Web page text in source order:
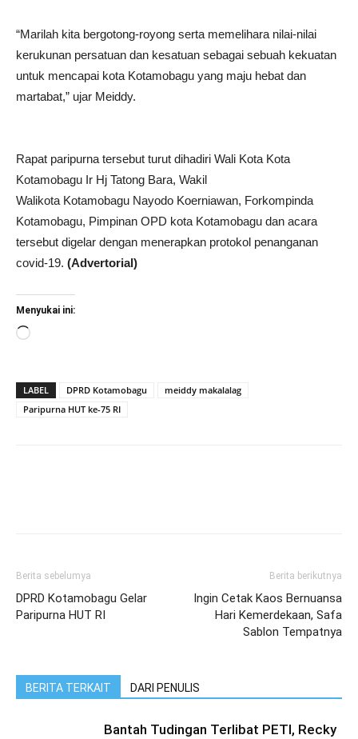
“Marilah kita bergotong-royong serta memelihara nilai-nilai
kerukunan persatuan dan kesatuan sebagai sebuah kekuatan
untuk mencapai kota Kotamobagu yang maju hebat dan
martabat,” ujar Meiddy.
Rapat paripurna tersebut turut dihadiri Wali Kota Kota
Kotamobagu Ir Hj Tatong Bara, Wakil
Walikota Kotamobagu Nayodo Koerniawan, Forkompinda
Kotamobagu, Pimpinan OPD kota Kotamobagu dan acara
tersebut digelar dengan menerapkan protokol penanganan
covid-19. (Advertorial)
Menyukai ini:
Memuat...
LABEL DPRD Kotamobagu
meiddy makalalag
Paripurna HUT ke-75 RI
Berita sebelumya
DPRD Kotamobagu Gelar
Paripurna HUT RI
Berita berikutnya
Ingin Cetak Kaos Bernuansa
Hari Kemerdekaan, Safa
Sablon Tempatnya
BERITA TERKAIT DARI PENULIS
Bantah Tudingan Terlibat PETI, Recky